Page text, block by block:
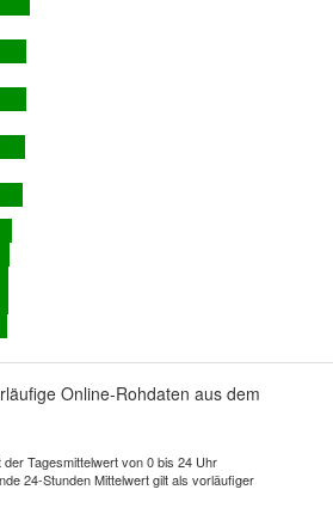
Online-Rohdaten aus dem
Tagesmittelwert von 0 bis 24 Uhr
24-Stunden Mittelwert gilt als vorläufiger